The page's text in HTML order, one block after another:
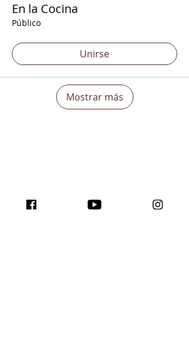
En la Cocina
Público
Unirse
Mostrar más